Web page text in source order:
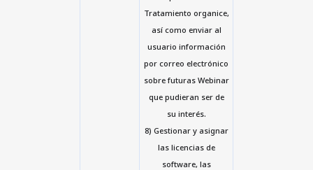
Tratamiento organice,
así como enviar al
usuario información
por correo electrónico
sobre futuras Webinar
que pudieran ser de
su interés.
8) Gestionar y asignar
las licencias de
software, las